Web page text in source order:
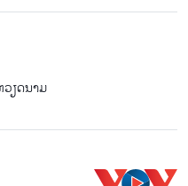
ຽດນາມ